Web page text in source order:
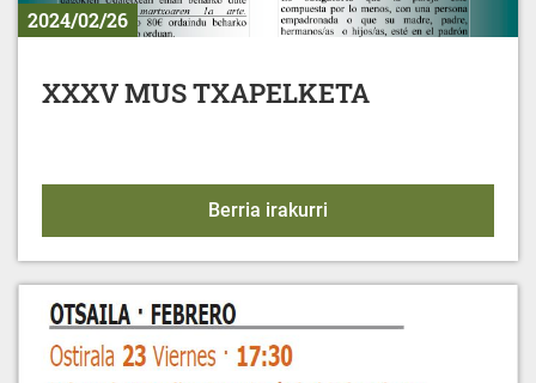
2024/02/26
XXXV MUS TXAPELKETA
Berria irakurri